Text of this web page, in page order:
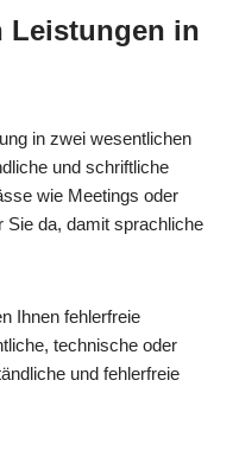
Leistungen in
in zwei wesentlichen
und schriftliche
wie Meetings oder
da, damit sprachliche
Ihnen fehlerfreie
technische oder
und fehlerfreie